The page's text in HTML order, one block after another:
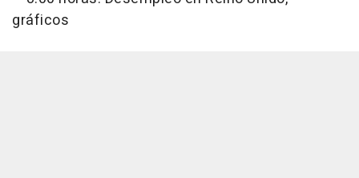
gráficos